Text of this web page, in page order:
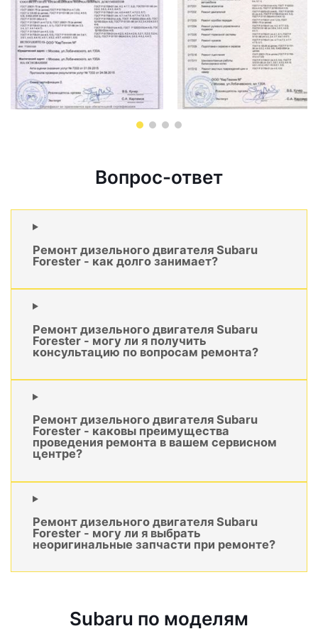
Вопрос-ответ
Ремонт дизельного двигателя Subaru
Forester - как долго занимает?
Ремонт дизельного двигателя Subaru
Forester - могу ли я получить
консультацию по вопросам ремонта?
Ремонт дизельного двигателя Subaru
Forester - каковы преимущества
проведения ремонта в вашем сервисном
центре?
Ремонт дизельного двигателя Subaru
Forester - могу ли я выбрать
неоригинальные запчасти при ремонте?
Subaru по моделям